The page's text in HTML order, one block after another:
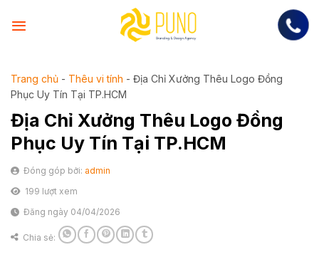
Trang chủ - Thêu vi tính - Địa Chỉ Xưởng Thêu Logo Đồng
Phục Uy Tín Tại TP.HCM
Địa Chỉ Xưởng Thêu Logo Đồng
Phục Uy Tín Tại TP.HCM
Đóng góp bởi: admin
199 lượt xem
Đăng ngày 04/04/2026
Chia sẻ: